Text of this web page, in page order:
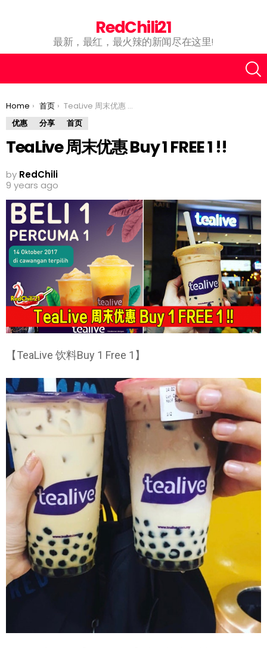
RedChili21
最新，最红，最火辣的新闻尽在这里!
You are here:
Home 首页
TeaLive 周末优惠 Buy 1 FREE 1 !!
优惠
分享 首页
TeaLive 周末优惠 Buy 1 FREE 1 !!
by RedChili
9 years ago
【TeaLive 饮料Buy 1 Free 1】